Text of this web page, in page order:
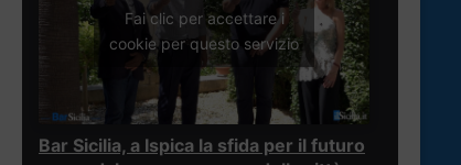
Fai clic per accettare i
cookie per questo servizio
Bar Sicilia, a Ispica la sfida per il futuro